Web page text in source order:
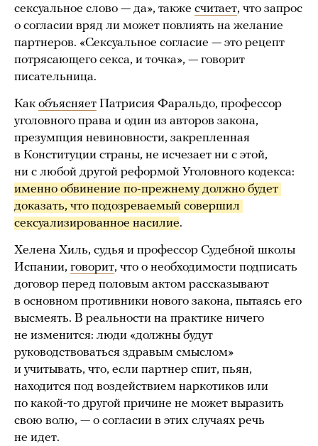
сексуальное слово — да», также считает, что запрос
о согласии вряд ли может повлиять на желание
партнеров. «Сексуальное согласие — это рецепт
потрясающего секса, и точка», — говорит
писательница.
Как объясняет Патрисия Фаральдо, профессор
уголовного права и один из авторов закона,
презумпция невиновности, закрепленная
в Конституции страны, не исчезает ни с этой,
ни с любой другой реформой Уголовного кодекса:
именно обвинение по-прежнему должно будет
доказать, что подозреваемый совершил
сексуализированное насилие.
Хелена Хиль, судья и профессор Судебной школы
Испании, говорит, что о необходимости подписать
договор перед половым актом рассказывают
в основном противники нового закона, пытаясь его
высмеять. В реальности на практике ничего
не изменится: люди «должны будут
руководствоваться здравым смыслом»
и учитывать, что, если партнер спит, пьян,
находится под воздействием наркотиков или
по какой-то другой причине не может выразить
свою волю, — о согласии в этих случаях речь
не идет.